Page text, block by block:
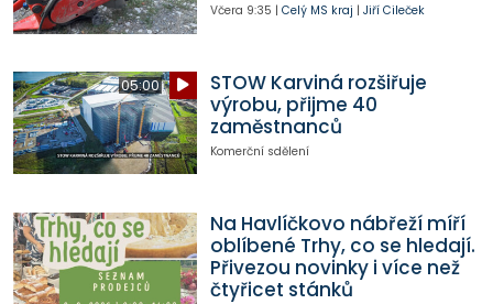
Včera 9:35 | Celý MS kraj | Jiří Cileček
05:00
STOW Karviná rozšiřuje
výrobu, přijme 40
zaměstnanců
Komerční sdělení
Na Havlíčkovo nábřeží míří
oblíbené Trhy, co se hledají.
Přivezou novinky i více než
čtyřicet stánků